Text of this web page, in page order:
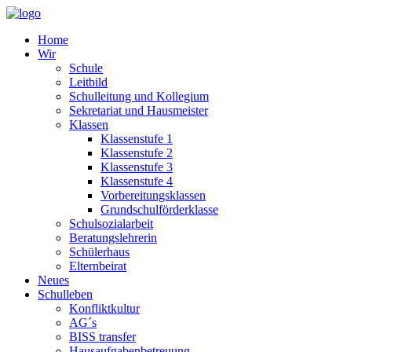
Home
Wir
Schule
Leitbild
Schulleitung und Kollegium
Sekretariat und Hausmeister
Klassen
Klassenstufe 1
Klassenstufe 2
Klassenstufe 3
Klassenstufe 4
Vorbereitungsklassen
Grundschulförderklasse
Schulsozialarbeit
Beratungslehrerin
Schülerhaus
Elternbeirat
Neues
Schulleben
Konfliktkultur
AG´s
BISS transfer